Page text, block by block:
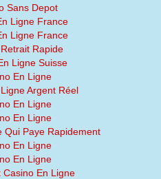
Sans Depot
Ligne France
Ligne France
Rapide
Ligne Suisse
En Ligne
Argent Réel
En Ligne
En Ligne
Qui Paye Rapidement
En Ligne
En Ligne
Casino En Ligne